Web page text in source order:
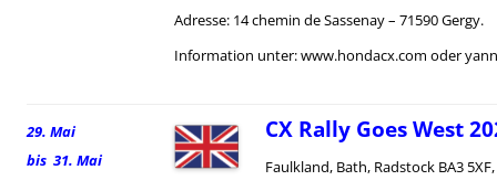
Adresse: 14 chemin de Sassenay – 71590 Gergy.
Information unter: www.hondacx.com oder
29. Mai
bis 31. Mai
CX Rally Goes West
Faulkland, Bath, Radstock BA3